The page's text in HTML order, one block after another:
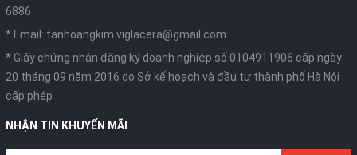
6886
* Email: tanhoangkim.viglacera@gmail.com
* Giấy chứng nhận đăng ký doanh nghiệp số 0104911906 cấp ngày
20 tháng 09 năm 2016 do Sở kế hoạch và đầu tư thành phố Hà Nội
cấp phép
NHẬN TIN KHUYẾN MÃI